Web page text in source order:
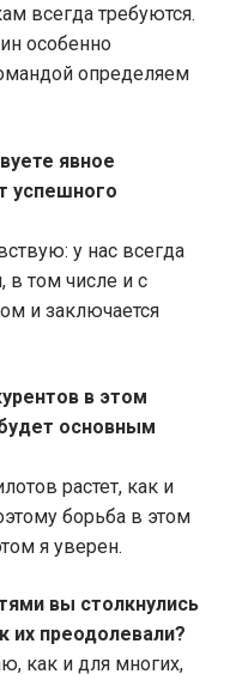
всегда требуются.
особенно
определяем
явное
успешного
у нас всегда
в том числе и с
и заключается
в этом
основным
растет, как и
борьба в этом
я уверен.
вы столкнулись
их преодолевали?
как и для многих,